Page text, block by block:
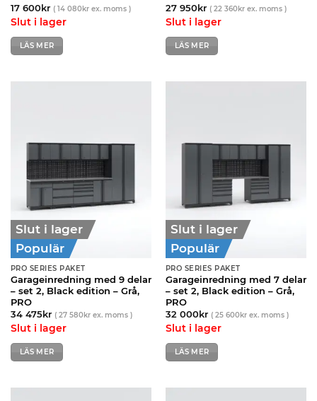
17 600kr ( 14 080krex. moms )
Slut i lager
LÄS MER
27 950kr ( 22 360krex. moms )
Slut i lager
LÄS MER
Slut i lager
Populär
PRO SERIES PAKET
Garageinredning med 9 delar
– set 2, Black edition – Grå,
PRO
34 475kr ( 27 580krex. moms )
Slut i lager
LÄS MER
Slut i lager
Populär
PRO SERIES PAKET
Garageinredning med 7 delar
– set 2, Black edition – Grå,
PRO
32 000kr ( 25 600krex. moms )
Slut i lager
LÄS MER